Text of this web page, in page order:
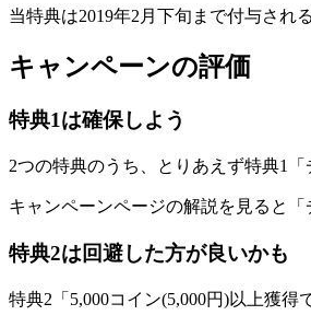
当特典は2019年2月下旬まで付与され
キャンペーンの評価
特典1は確保しよう
2つの特典のうち、 とりあえず特典1
キャンペーンページの解説を見ると
特典2は回避した方が良いかも
特典2「5,000コイン(5,000円)以上獲得